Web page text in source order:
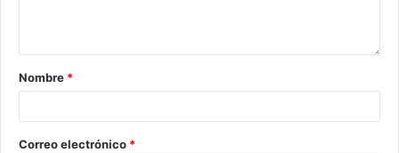
Nombre *
Correo electrónico *